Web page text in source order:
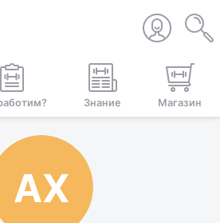
Знание Магазин
АХ